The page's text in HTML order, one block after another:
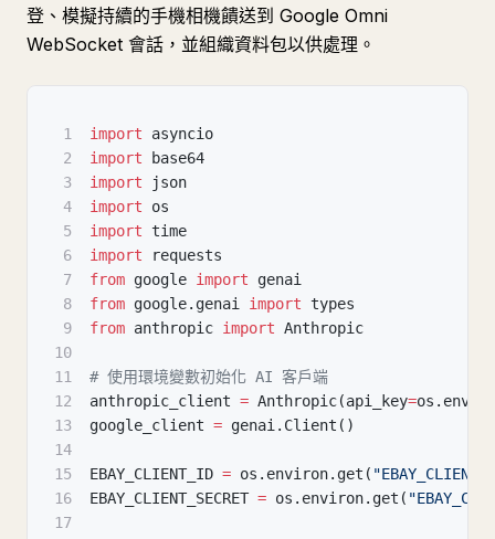
登、模擬持續的手機相機饋送到 Google Omni
WebSocket 會話，並組織資料包以供處理。
1 import asyncio
2
import base64
3
import json
4
import os
5
import time
6
import requests
7
from google import genai
8
from google. genai import types
9
from anthropic import Anthropic
10
11
# 使用環境變數初始化 AI 客戶端
12
anthropic_client = Anthropic(api_key=os .
13
google_client = genai . Client ( )
14
15
EBAY_CLIENT_ID = os . environ. get (
16
EBAY_CLIENT_SECRET = os . environ. get (
17